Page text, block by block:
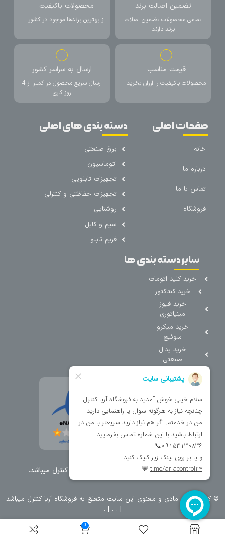
تضمین اصالت برند
تمامی محصولات تضمین اصلات
برند دارند
محصولات باکیفیت
از بهترین برندها موجود در کشور
قیمت مناسب
محصولات باکیفیت را ارزان بخرید
ارسال به سراسر کشور
ارسال سریع محصول در کمتر از 4
روز کاری
صفحات اصلی
خانه
درباره ما
تماس با ما
فروشگاه
دسته بندی های اصلی
برق صنعتی
اتوماسیون
تجهیزات تابلویی
تجهیزات حفاظتی و کنترلی
روشنایی
سیم و کابل
فریم تابلو
سایر دسته بندی ها
خرید کلید اتومات
خرید کنتاکتور
خرید فیوز
مینیاتوری
خرید میکرو
سوئیچ
خرید پدال
صنعتی
تمامی حقوق مطالب و سایت نزد شرکت اریا کنترل میباشد.
0
© کليه حقوق مادی و معنوی اين سايت متعلق به فروشگاه آریا کنترل ميباشد
|
. .
| .